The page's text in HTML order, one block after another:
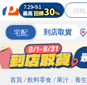
宅配 到店取貨
首頁 / 飲料零食 / 果汁．養生